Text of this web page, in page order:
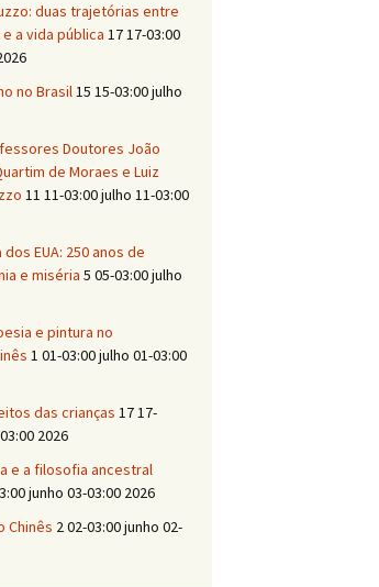
duas trajetórias entre
a vida pública 17 17-03:00
no Brasil15 15-03:00 julho
Doutores João
de Moraes e Luiz
11 11-03:00 julho 11-03:00
EUA: 250 anos de
e miséria 5 05-03:00 julho
e pintura no
1 01-03:00 julho 01-03:00
das crianças 17 17-
2026
e a filosofia ancestral
junho 03-03:00 2026
Chinês 2 02-03:00 junho 02-